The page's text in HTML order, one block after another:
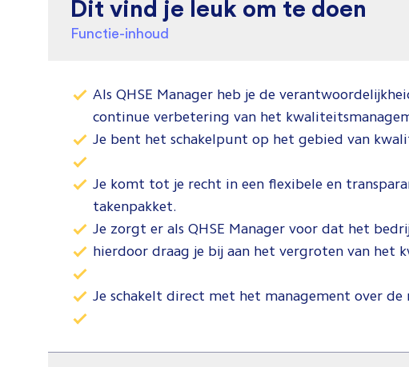
Dit vind je leuk om te doen
Functie-inhoud
Als QHSE Manager heb je de
continue verbetering van het
Je bent het schakelpunt op het gebied van
Je komt tot je recht in een flexibele en
takenpakket.
Je zorgt er als QHSE Manager voor dat het
hierdoor draag je bij aan het vergroten van het
Je schakelt direct met het management over de